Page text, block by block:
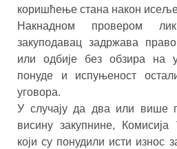
коришћење стана након
Накнадном провером
закуподавац задржава
или одбије без обзира на
понуде и испуњеност
уговора.
У случају да два или више
висину закупнине,
који су понудили исти износ